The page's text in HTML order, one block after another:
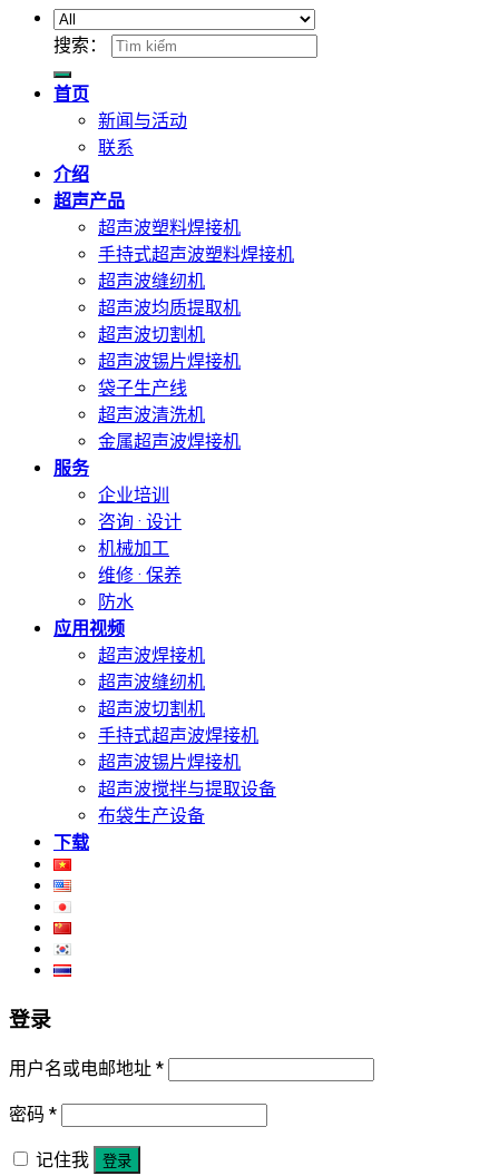
搜索：
首页
新闻与活动
联系
介绍
超声产品
超声波塑料焊接机
手持式超声波塑料焊接机
超声波缝纫机
超声波均质提取机
超声波切割机
超声波锡片焊接机
袋子生产线
超声波清洗机
金属超声波焊接机
服务
企业培训
咨询 · 设计
机械加工
维修 · 保养
防水
应用视频
超声波焊接机
超声波缝纫机
超声波切割机
手持式超声波焊接机
超声波锡片焊接机
超声波搅拌与提取设备
布袋生产设备
下载
登录
用户名或电邮地址 *
密码 *
记住我 登录